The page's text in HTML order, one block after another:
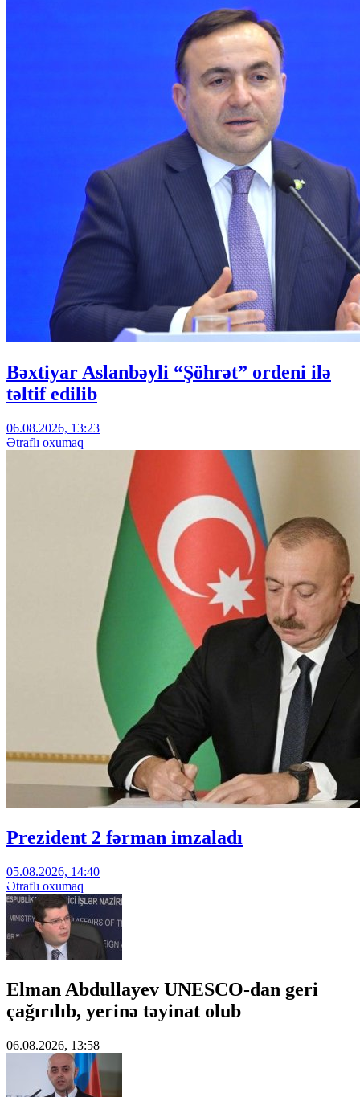
Bəxtiyar Aslanbəyli “Şöhrət” ordeni ilə
təltif edilib
06.08.2026, 13:23
Ətraflı oxumaq
Prezident 2 fərman imzaladı
05.08.2026, 14:40
Ətraflı oxumaq
Elman Abdullayev UNESCO-dan geri
çağırılıb, yerinə təyinat olub
06.08.2026, 13:58